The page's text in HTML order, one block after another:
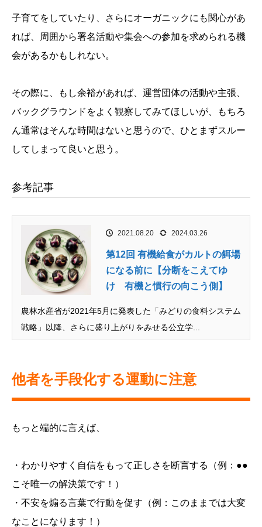
子育てをしていたり、さらにオーガニックにも関心があ
れば、周囲から署名活動や集会への参加を求められる機
会があるかもしれない。
その際に、もし余裕があれば、運営団体の活動や主張、
バックグラウンドをよく観察してみてほしいが、もちろ
ん通常はそんな時間はないと思うので、ひとまずスルー
してしまって良いと思う。
参考記事
2021.08.20 2024.03.26
第12回 有機給食がカルトの餌場
になる前に【分断をこえてゆ
け 有機と慣行の向こう側】
農林水産省が2021年5月に発表した「みどりの食料システム
戦略」以降、さらに盛り上がりをみせる公立学...
他者を手段化する運動に注意
もっと端的に言えば、
・わかりやすく自信をもって正しさを断言する（例：●●
こそ唯一の解決策です！）
・不安を煽る言葉で行動を促す（例：このままでは大変
なことになります！）